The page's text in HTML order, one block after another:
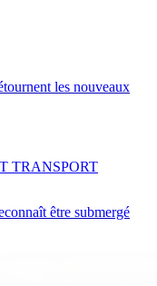
les nouveaux
être submergé
TRANSPORT